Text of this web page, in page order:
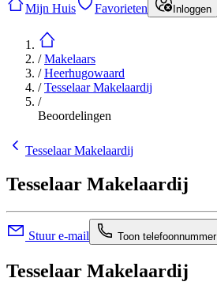
Mijn Huis Favorieten Inloggen
/Makelaars
/Heerhugowaard
/Tesselaar Makelaardij
/
Beoordelingen
Tesselaar Makelaardij
Tesselaar Makelaardij
Stuur e-mail Toon telefoonnummer
Tesselaar Makelaardij